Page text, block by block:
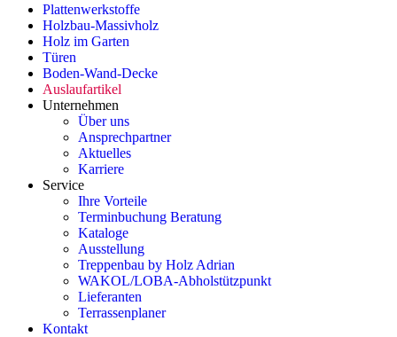
Plattenwerkstoffe
Holzbau-Massivholz
Holz im Garten
Türen
Boden-Wand-Decke
Auslaufartikel
Unternehmen
Über uns
Ansprechpartner
Aktuelles
Karriere
Service
Ihre Vorteile
Terminbuchung Beratung
Kataloge
Ausstellung
Treppenbau by Holz Adrian
WAKOL/LOBA-Abholstützpunkt
Lieferanten
Terrassenplaner
Kontakt